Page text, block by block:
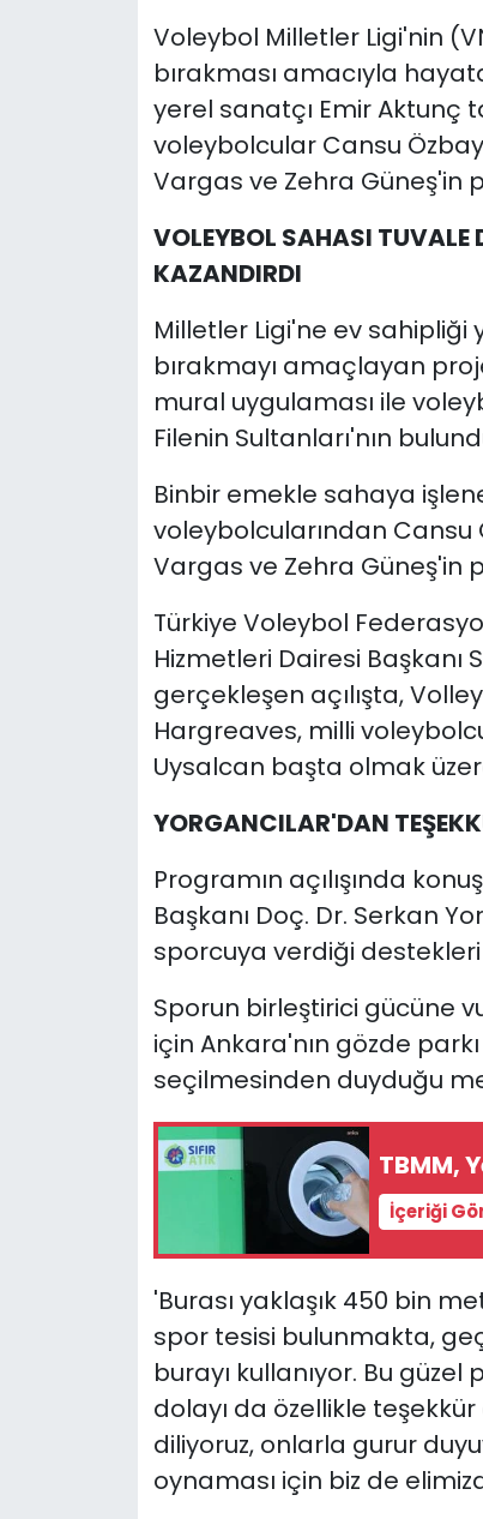
Voleybol Milletler Ligi'nin
bırakması amacıyla
yerel sanatçı Emir
voleybolcular Cansu
Vargas ve Zehra Güneş'in
VOLEYBOL SAHASI TUVALE
KAZANDIRDI
Milletler Ligi'ne ev sahipliği
bırakmayı amaçlayan
mural uygulaması ile
Filenin Sultanları'nın
Binbir emekle sahaya
voleybolcularından Cansu
Vargas ve Zehra Güneş'in
Türkiye Voleybol
Hizmetleri Dairesi Başkanı
gerçekleşen açılışta,
Hargreaves, milli
Uysalcan başta olmak
YORGANCILAR'DAN
Programın açılışında
Başkanı Doç. Dr. Serkan
sporcuya verdiği
Sporun birleştirici gücüne
için Ankara'nın gözde
seçilmesinden duyduğu
TBMM,
İçeriği
'Burası yaklaşık 450 bin
spor tesisi bulunmakta,
burayı kullanıyor. Bu
dolayı da özellikle teşekkür
diliyoruz, onlarla gurur
oynaması için biz de